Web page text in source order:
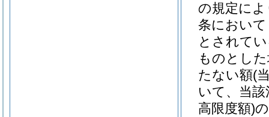
の規定に
条におい
とされて
ものとし
たない額(
いて、当
高限度額)